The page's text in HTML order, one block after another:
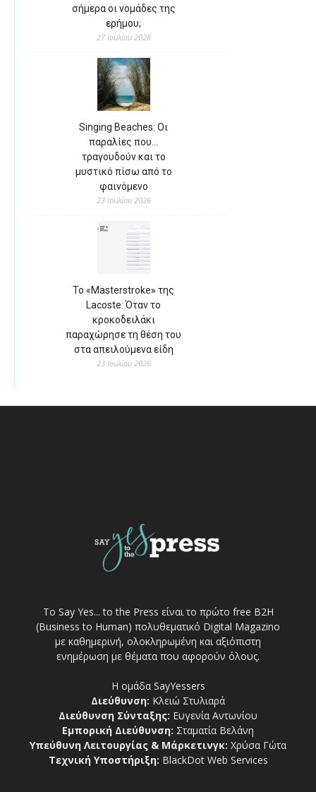
σήμερα οι νομάδες της
ερήμου;
27 Ιουλίου 2026
Singing Beaches: Οι
παραλίες που…
τραγουδούν και το
μυστικό πίσω από το
φαινόμενο
23 Ιουλίου 2026
Το «Masterstroke» της
Lacoste: Όταν το
κροκοδειλάκι
παραχώρησε τη θέση του
στα απειλούμενα είδη
23 Ιουλίου 2026
Το Say Yes... to the Press είναι το πρώτο free Β2Η
(Business to Human) πολυθεματικό Digital Magazino
με καθημερινή, ολοκληρωμένη και αξιόπιστη
ενημέρωση με θέματα που αφορούν όλους.
Η ομάδα SayYessers
Διεύθυνση: Κλειώ Στυλιαρά
Διεύθυνση Σύνταξης: Ευγενία Αντωνίου
Εμπορική Διεύθυνση: Σταματία Βελάνη
Υπεύθυνη Λειτουργίας & Μάρκετινγκ: Χρύσα Γώτα
Τεχνική Υποστήριξη: BlackDot Web Services